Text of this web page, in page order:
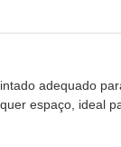
adequado
espaço, ideal